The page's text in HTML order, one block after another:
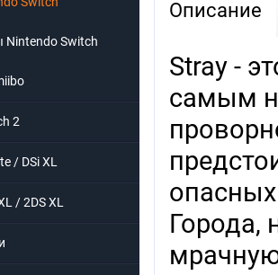
Описание
Stray -
самым
Города,
Nintendo Switch
2
/ DSi XL
/ 2DS XL